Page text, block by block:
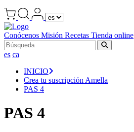
Conócenos Misión Recetas Tienda online
es ca
INICIO
Crea tu suscripción Amella
PAS 4
PAS 4